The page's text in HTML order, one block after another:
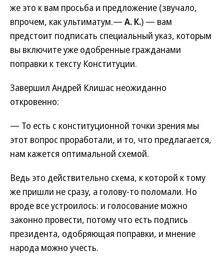
же это к вам просьба и предложение (звучало,
впрочем, как ультиматум.— А. К.) — вам
предстоит подписать специальный указ, которым
вы включите уже одобренные гражданами
поправки к тексту Конституции.
Завершил Андрей Клишас неожиданно
откровенно:
— То есть с конституционной точки зрения мы
этот вопрос проработали, и то, что предлагается,
нам кажется оптимальной схемой.
Ведь это действительно схема, к которой к тому
же пришли не сразу, а голову-то поломали. Но
вроде все устроилось: и голосование можно
законно провести, потому что есть подпись
президента, одобряющая поправки, и мнение
народа можно учесть.